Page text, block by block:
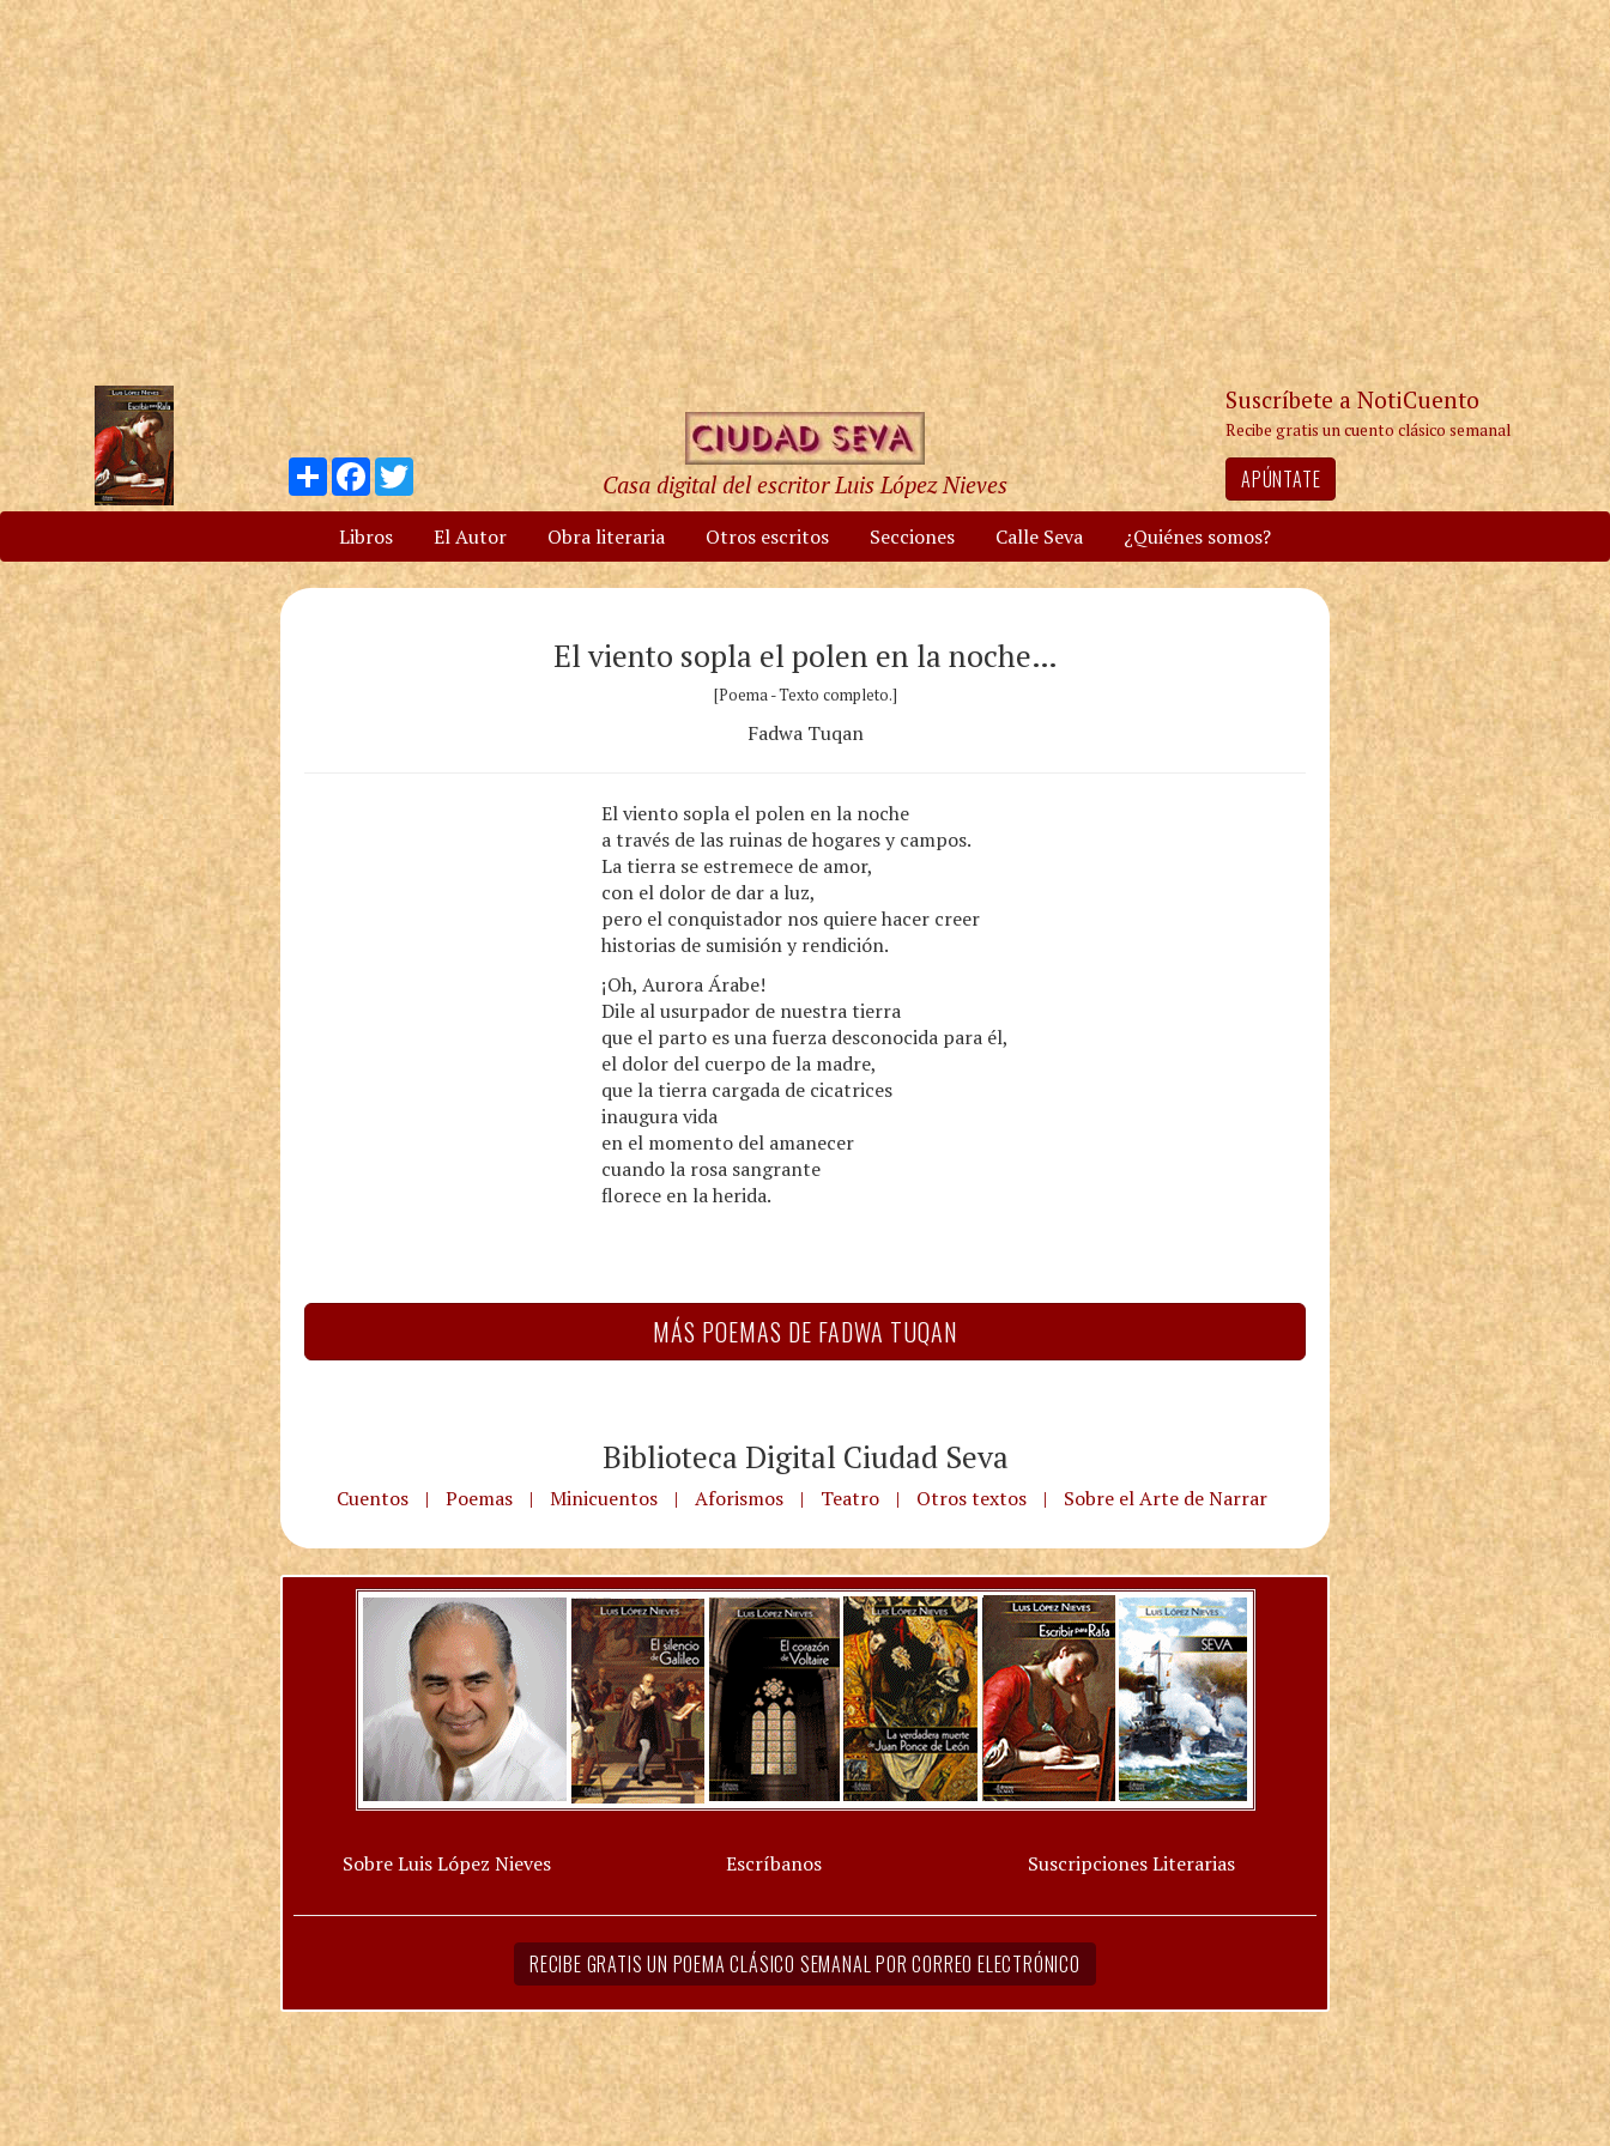
Compartir
Facebook
Twitter
Casa digital del escritor Luis López Nieves
Suscríbete a NotiCuento
Recibe gratis un cuento clásico semanal
APÚNTATE
Libros El Autor Obra literaria Otros escritos Secciones Calle Seva ¿Quiénes somos?
El viento sopla el polen en la noche…
[Poema - Texto completo.]
Fadwa Tuqan
El viento sopla el polen en la noche
a través de las ruinas de hogares y campos.
La tierra se estremece de amor,
con el dolor de dar a luz,
pero el conquistador nos quiere hacer creer
historias de sumisión y rendición.
¡Oh, Aurora Árabe!
Dile al usurpador de nuestra tierra
que el parto es una fuerza desconocida para él,
el dolor del cuerpo de la madre,
que la tierra cargada de cicatrices
inaugura vida
en el momento del amanecer
cuando la rosa sangrante
florece en la herida.
MÁS POEMAS DE FADWA TUQAN
Biblioteca Digital Ciudad Seva
Cuentos | Poemas | Minicuentos | Aforismos | Teatro | Otros textos | Sobre el Arte de Narrar
Sobre Luis López Nieves Escríbanos Suscripciones Literarias
RECIBE GRATIS UN POEMA CLÁSICO SEMANAL POR CORREO ELECTRÓNICO